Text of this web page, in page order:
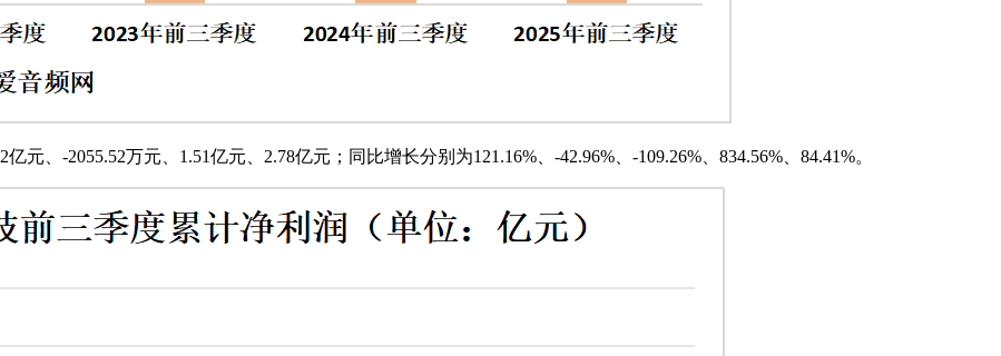
元、-2055.52万元、1.51亿元、2.78亿元；同比增长分别为121.16%、-42.96%、-109.26%、834.56%、84.41%。